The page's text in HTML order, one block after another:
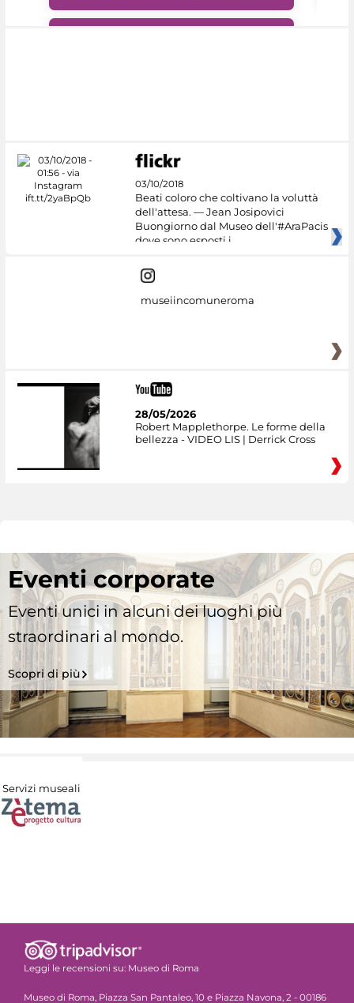
03/10/2018
Beati coloro che coltivano la voluttà
dell'attesa. — Jean Josipovici
Buongiorno dal Museo dell'#AraPacis
dove sono esposti i
museiincomuneroma
28/05/2026
Robert Mapplethorpe. Le forme della
bellezza - VIDEO LIS | Derrick Cross
Eventi corporate
Eventi unici in alcuni dei luoghi più
straordinari al mondo.
Scopri di più
Servizi museali
Leggi le recensioni su: Museo di Roma
Museo di Roma, Piazza San Pantaleo, 10 e Piazza Navona, 2 - 00186